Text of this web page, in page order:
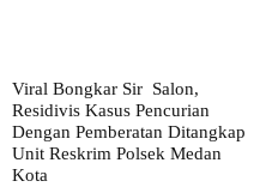
Viral Bongkar Sir Salon,
Residivis Kasus Pencurian
Dengan Pemberatan Ditangkap
Unit Reskrim Polsek Medan
Kota